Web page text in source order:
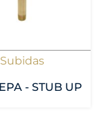
Subidas
- STUB UP